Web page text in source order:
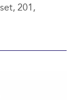
201,